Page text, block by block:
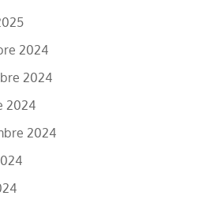
2024
2024
2024
2024